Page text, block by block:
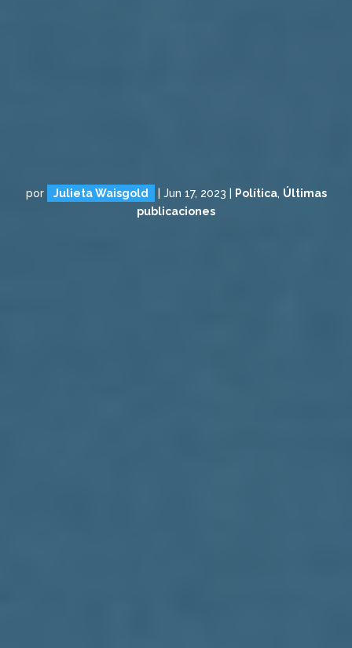
por Julieta Waisgold Jun 17, 2023 Política, Últimas
publicaciones